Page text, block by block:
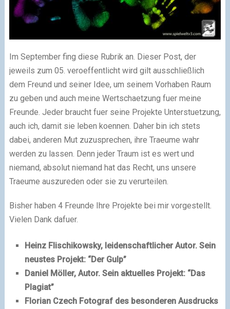
Im September fing diese Rubrik an. Dieser Post, der
jeweils zum 05. veroeffentlicht wird gilt ausschließlich
dem Freund und seiner Idee, um seinem Vorhaben Raum
zu geben und auch meine Wertschaetzung fuer meine
Freunde. Jeder braucht fuer seine Projekte Unterstuetzung,
auch ich, damit sie leben koennen. Daher bin ich stets
dabei, anderen Mut zuzusprechen, ihre Traeume wahr
werden zu lassen. Denn jeder Traum ist es wert und
niemand, absolut niemand hat das Recht, uns unsere
Traeume auszureden oder sie zu verurteilen.
Bisher haben 4 Freunde Ihre Projekte bei mir vorgestellt.
Vielen Dank dafuer.
Heinz Flischikowsky, leidenschaftlicher Autor. Sein
neustes Projekt: “Der Gulp”
Daniel Möller, Autor. Sein aktuelles Projekt: “Das
Plagiat”
Florian Czech Fotograf des besonderen Ausdrucks